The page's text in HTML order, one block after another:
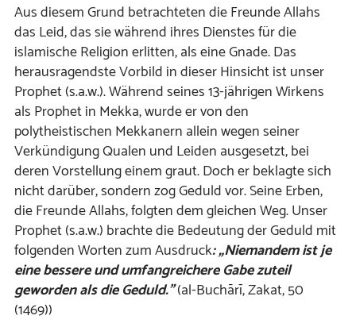
Aus diesem Grund betrachteten die Freunde Allahs
das Leid, das sie während ihres Dienstes für die
islamische Religion erlitten, als eine Gnade. Das
herausragendste Vorbild in dieser Hinsicht ist unser
Prophet (s.a.w.). Während seines 13-jährigen Wirkens
als Prophet in Mekka, wurde er von den
polytheistischen Mekkanern allein wegen seiner
Verkündigung Qualen und Leiden ausgesetzt, bei
deren Vorstellung einem graut. Doch er beklagte sich
nicht darüber, sondern zog Geduld vor. Seine Erben,
die Freunde Allahs, folgten dem gleichen Weg. Unser
Prophet (s.a.w.) brachte die Bedeutung der Geduld mit
folgenden Worten zum Ausdruck:„Niemandem ist je
eine bessere und umfangreichere Gabe zuteil
geworden als die Geduld.”(al-Buchārī, Zakat, 50
(1469))